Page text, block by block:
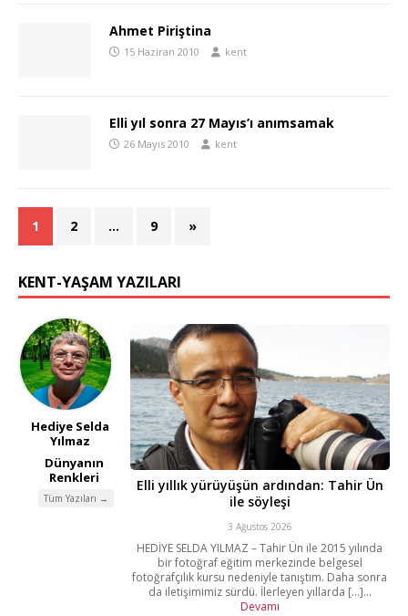
Ahmet Piriştina
15 Haziran 2010 kent
Elli yıl sonra 27 Mayıs’ı anımsamak
26 Mayıs 2010 kent
1 2 … 9 »
KENT-YAŞAM YAZILARI
Hediye Selda
Yılmaz
Dünyanın
Renkleri
Tüm Yazıları →
Elli yıllık yürüyüşün ardından: Tahir Ün
ile söyleşi
3 Ağustos 2026
HEDİYE SELDA YILMAZ – Tahir Ün ile 2015 yılında
bir fotoğraf eğitim merkezinde belgesel
fotoğrafçılık kursu nedeniyle tanıştım. Daha sonra
da iletişimimiz sürdü. İlerleyen yıllarda [...]...
Devamı